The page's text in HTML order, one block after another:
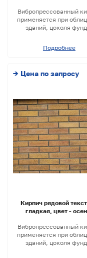
Вибропресcованный
применяется при
зданий, цоколя
Подробнее
→ Цена по запросу
Кирпич рядовой
гладкая, цвет -
Вибропрессованный
применяется при
зданий, цоколя